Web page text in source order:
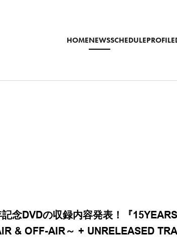
HOMENEWSSCHEDULEPROFILE
念DVDの収録内容発表！『15YEARS
& OFF-AIR～ + UNRELEASED